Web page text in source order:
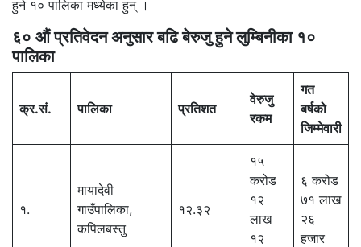
हुने १० पालिका मध्येका हुन् ।
६० औं प्रतिवेदन अनुसार बढि बेरुजु हुने लुम्बिनीका १०
पालिका
क्र.सं. पालिका प्रतिशत
वेरुजु
रकम
गत
बर्षको
जिम्मेवारी
१.
मायादेवी
गाउँपालिका,
कपिलबस्तु
१२.३२
१५
करोड
१२
लाख
१२
६ करोड
७१ लाख
२६
हजार